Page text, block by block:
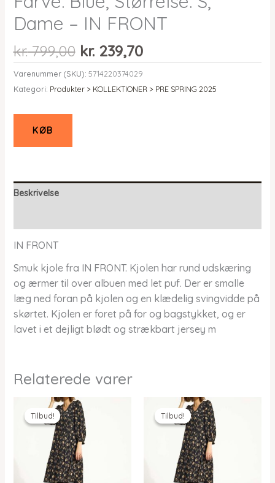
Dame – IN FRONT
kr.799,00 Den
oprindelige
pris
var:
kr.239,70Den
aktuelle
pris
er:
Varenummer (SKU): 5714220374029
Kategori: Produkter > KOLLEKTIONER > PRE SPRING 2025
KØB
Beskrivelse
IN FRONT
Smuk kjole fra IN FRONT. Kjolen har rund udskæring
og ærmer til over albuen med let puf. Der er smalle
læg ned foran på kjolen og en klædelig svingvidde på
skørtet. Kjolen er foret på for og bagstykket, og er
lavet i et dejligt blødt og strækbart jersey m
Relaterede varer
Tilbud!
Tilbud! Tilbud!
Tilbud!